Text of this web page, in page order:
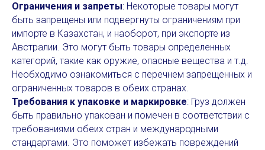
Ограничения и запреты: Некоторые товары могут
быть запрещены или подвергнуты ограничениям при
импорте в Казахстан, и наоборот, при экспорте из
Австралии. Это могут быть товары определенных
категорий, такие как оружие, опасные вещества и т.д.
Необходимо ознакомиться с перечнем запрещенных и
ограниченных товаров в обеих странах.
Требования к упаковке и маркировке: Груз должен
быть правильно упакован и помечен в соответствии с
требованиями обеих стран и международными
стандартами. Это поможет избежать повреждений